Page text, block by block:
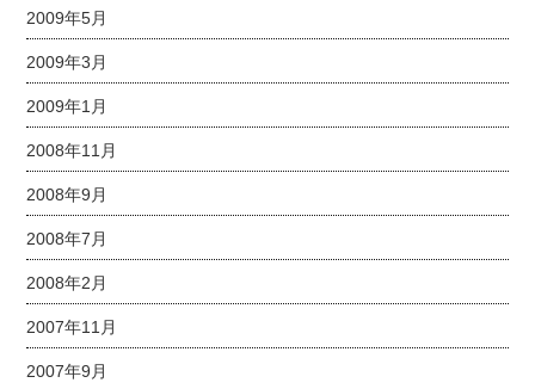
2009年5月
2009年3月
2009年1月
2008年11月
2008年9月
2008年7月
2008年2月
2007年11月
2007年9月